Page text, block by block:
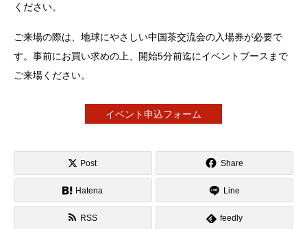
ください。
ご来場の際は、地球にやさしい中国茶交流会の入場券が必要で
す。事前にお買い求めの上、開始5分前迄にイベントブースまで
ご来場ください。
イベント申込フォーム
Post Share
Hatena Line
RSS feedly